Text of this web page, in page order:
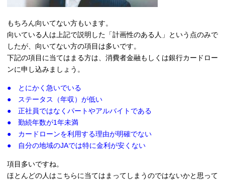
もちろん向いてない方もいます。
向いている人は上記で説明した「計画性のある人」という点のみで
したが、向いてない方の項目は多いです。
下記の項目に当てはまる方は、消費者金融もしくは銀行カードロー
ンに申し込みましょう。
● とにかく急いでいる
● ステータス（年収）が低い
● 正社員ではなくパートやアルバイトである
● 勤続年数が1年未満
● カードローンを利用する理由が明確でない
● 自分の地域のJAでは特に金利が安くない
項目多いですね。
ほとんどの人はこちらに当てはまってしまうのではないかと思って